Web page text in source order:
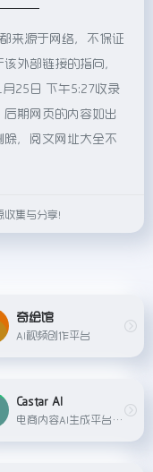
来源于网络，不保证
外部链接的指向，
25日 下午5:27收录
期网页的内容如出
，阅文网址大全不
集与分享！
奇绘馆
AI视频创作平台
Castar AI
电商内容AI生成平台，专注于为电商卖家提供AI营销视频生成服务。